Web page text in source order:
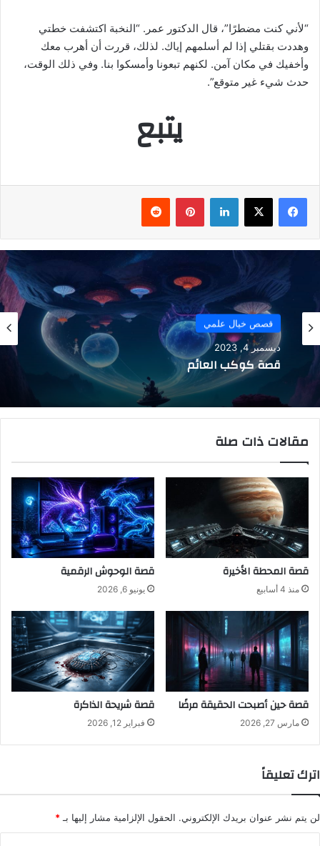
“لأني كنت مضطرًا”، قال الدكتور عمر. “النخبة اكتشفت خطتي
وهددت بقتلي إذا لم أسلمهم إياك. لذلك، قررت أن أهرب معك
وأخفيك في مكان آمن. لكنهم تبعونا وأمسكوا بنا. وفي ذلك الوقت،
حدث شيء غير متوقع”.
يتبع
فيسبوك ‫X لينكدإن بينتيريست
قصص خيال علمي
ديسمبر 4, 2023
قصة كوكب العائم
مقالات ذات صلة
قصة المحطة الأخيرة
منذ 4 أسابيع
قصة الوحوش الرقمية
يونيو 6, 2026
قصة حين أصبحت الحقيقة مرضًا
مارس 27, 2026
قصة شريحة الذاكرة
فبراير 12, 2026
اترك تعليقاً
لن يتم نشر عنوان بريدك الإلكتروني. الحقول الإلزامية مشار إليها بـ *